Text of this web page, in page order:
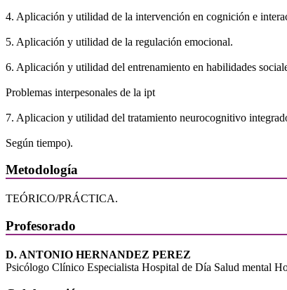
4. Aplicación y utilidad de la intervención en cognición e
5. Aplicación y utilidad de la regulación emocional.
6. Aplicación y utilidad del entrenamiento en habilidades
Problemas interpesonales de la ipt
7. Aplicacion y utilidad del tratamiento neurocognitivo
Según tiempo).
Metodología
TEÓRICO/PRÁCTICA.
Profesorado
D. ANTONIO HERNANDEZ PEREZ
Psicólogo Clínico Especialista Hospital de Día Salud mental